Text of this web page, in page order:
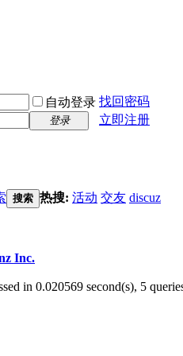
自动登录 找回密码
登录
立即注册
搜索 热搜: 活动 交友 discuz
Inc.
in 0.020569 second(s), 5